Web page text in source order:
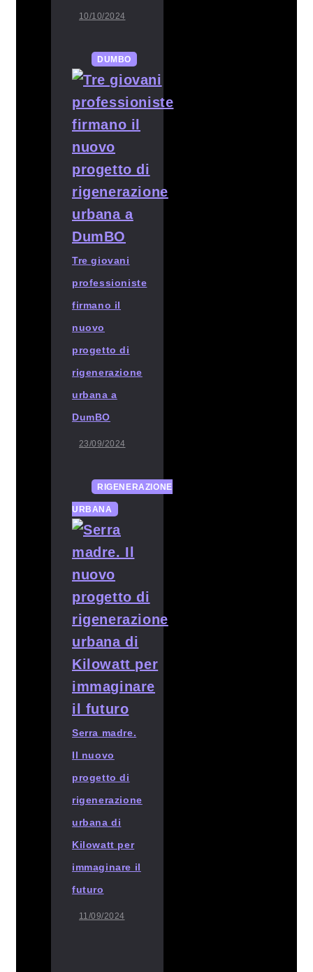
10/10/2024
DUMBO
Tre giovani
professioniste
firmano il
nuovo
progetto di
rigenerazione
urbana a
DumBO
23/09/2024
RIGENERAZIONE
URBANA
Serra madre.
Il nuovo
progetto di
rigenerazione
urbana di
Kilowatt per
immaginare il
futuro
11/09/2024